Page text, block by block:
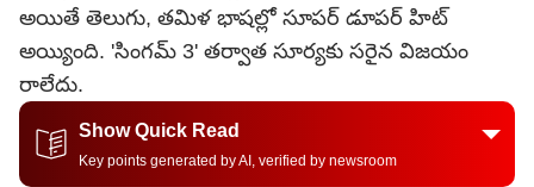
అయితే తెలుగు, తమిళ భాషల్లో సూపర్ డూపర్ హిట్
అయ్యింది. 'సింగమ్ 3' తర్వాత సూర్యకు సరైన విజయం
రాలేదు.
Show Quick Read
Key points generated by AI, verified by newsroom